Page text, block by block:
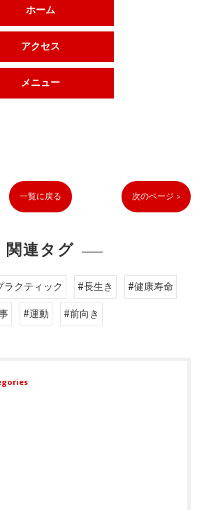
ホーム
アクセス
メニュー
一覧に戻る 次のページ >
関連タグ
ラクティック #長生き
#健康寿命
#運動 #前向き